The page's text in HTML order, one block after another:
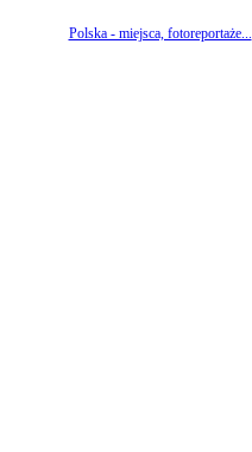
Polska - miejsca, fotoreportaże...